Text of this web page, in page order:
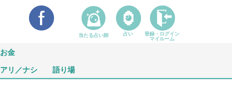
お金
アリ／ナシ 語り場
当たる占い師 占い
登録・ログイン
マイルーム